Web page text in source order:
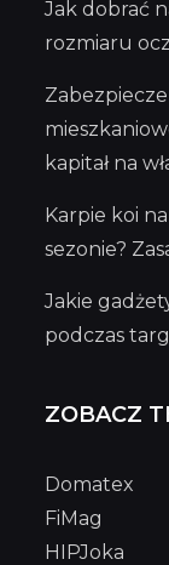
Jak dobrać
rozmiaru
kapitał na
Karpie koi
sezonie?
Jakie
podczas
ZOBACZ
Domatex
FiMag
HIPJoka